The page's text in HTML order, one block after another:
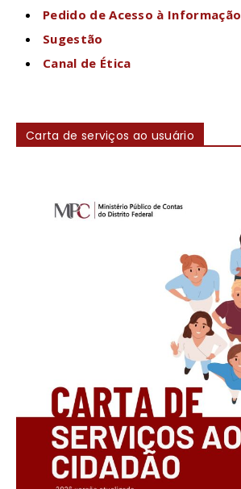
Pedido de Acesso à Informação
Sugestão
Canal de Ética
Carta de serviços ao usuário